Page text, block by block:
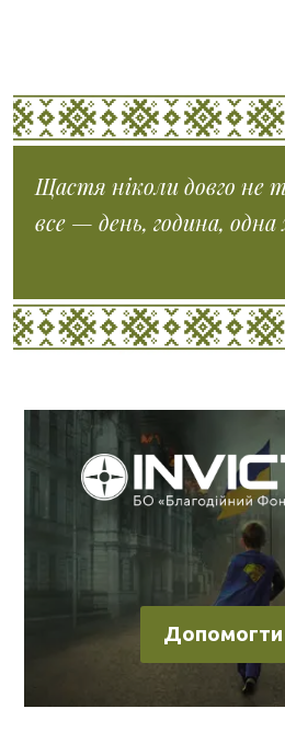
Щастя ніколи довго не
все — день, година,